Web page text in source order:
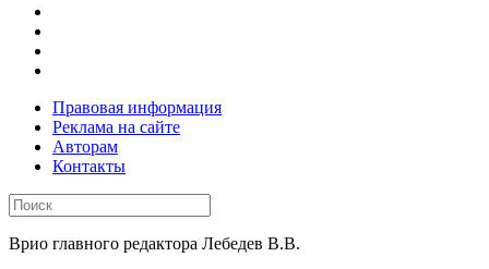
Правовая информация
Реклама на сайте
Авторам
Контакты
Врио главного редактора Лебедев В.В.